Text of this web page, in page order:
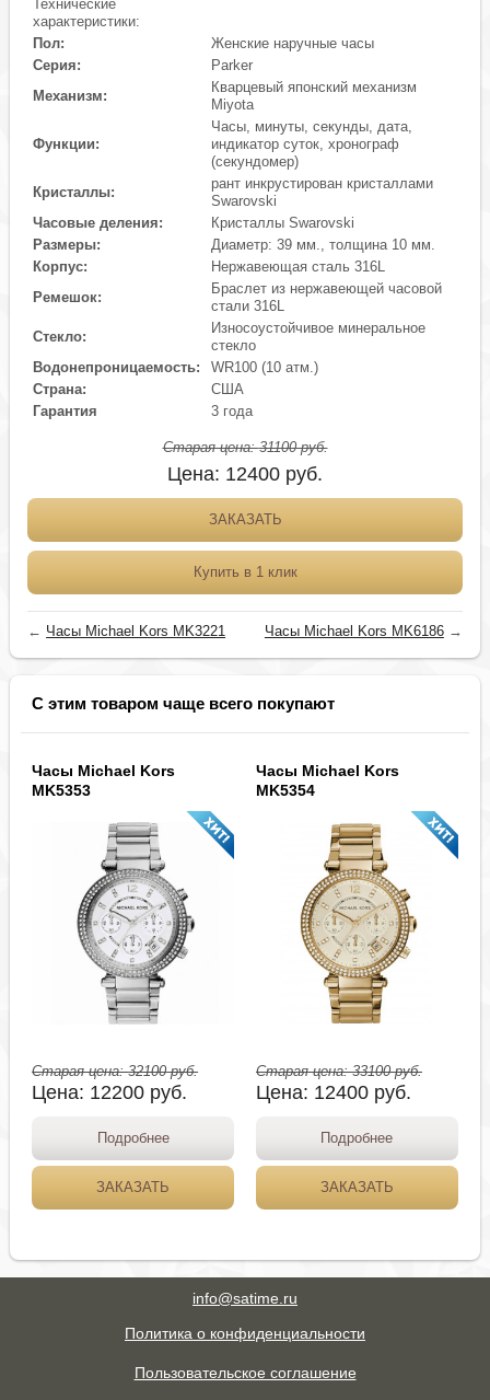
Технические
характеристики:
Пол:
Женские наручные часы
Серия:
Parker
Механизм:
Кварцевый японский механизм
Miyota
Функции:
Часы, минуты, секунды, дата,
индикатор суток, хронограф
(секундомер)
Кристаллы:
рант инкрустирован кристаллами
Swarovski
Часовые деления:
Кристаллы Swarovski
Размеры:
Диаметр: 39 мм., толщина 10 мм.
Корпус:
Нержавеющая сталь 316L
Ремешок:
Браслет из нержавеющей часовой
стали 316L
Стекло:
Износоустойчивое минеральное
стекло
Водонепроницаемость:
WR100 (10 атм.)
Страна:
США
Гарантия
3 года
Старая цена:31100руб.
Цена: 12400 руб.
ЗАКАЗАТЬ
Купить в 1 клик
← Часы Michael Kors MK3221 Часы Michael Kors MK6186→
С этим товаром чаще всего покупают
Часы Michael Kors
MK5353
Старая цена:32100руб.
Цена: 12200 руб.
Подробнее
ЗАКАЗАТЬ
Часы Michael Kors
MK5354
Старая цена:33100руб.
Цена: 12400 руб.
Подробнее
ЗАКАЗАТЬ
info@satime.ru
Политика о конфиденциальности
Пользовательское соглашение